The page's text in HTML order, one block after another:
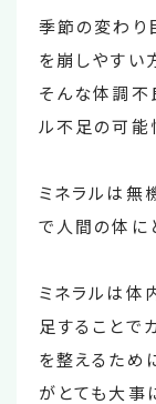
季節の変わり
を崩しやすい
そんな体調不
ル不足の可能
ミネラルは無
で人間の体に
ミネラルは体
足することで
を整えるため
がとても大事